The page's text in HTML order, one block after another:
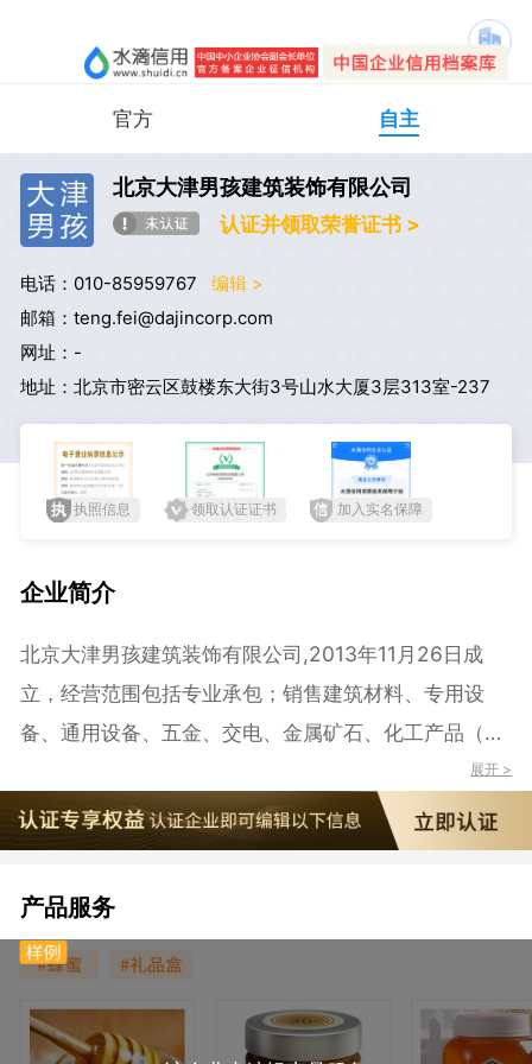
官方 自主
北京大津男孩建筑装饰有限公司
认证并领取荣誉证书 >
电话：010-85959767
编辑 >
邮箱：teng.fei@dajincorp.com
网址：-
地址：北京市密云区鼓楼东大街3号山水大厦3层313室-237
执照信息 领取认证证书 加入实名保障
企业简介
北京大津男孩建筑装饰有限公司,2013年11月26日成
立，经营范围包括专业承包；销售建筑材料、专用设
备、通用设备、五金、交电、金属矿石、化工产品（不
含危险化学品及易制毒品）；技术推广；货物进出口；
技术进出口；代理进出口。（市场主体依法自主选择经
营项目，开展经营活动；依法须经批准的项目，经相关
部门批准后依批准的内容开展经营活动；不得从事国家
和本市产业政策禁止和限制类项目的经营活动。）
展开 >
产品服务